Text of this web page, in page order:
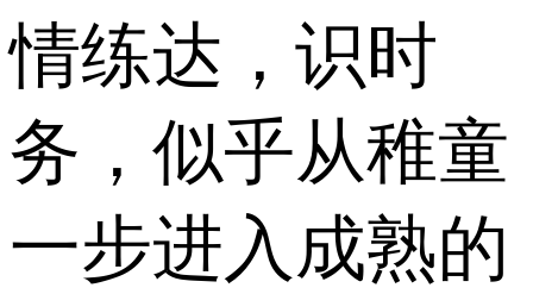
情练达，识时
务，似乎从稚童
一步进入成熟的